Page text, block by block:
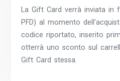
La Gift Card verrà inviata in
PFD) al momento
codice riportato, inserito
otterrà uno sconto sul
Gift Card stessa.